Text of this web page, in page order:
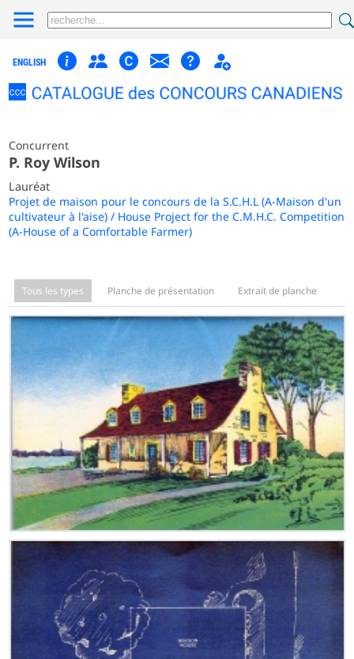
ENGLISH
Concurrent
P. Roy Wilson
Lauréat
Projet de maison pour le concours de la S.C.H.L (A-Maison d'un
cultivateur à l'aise) / House Project for the C.M.H.C. Competition
(A-House of a Comfortable Farmer)
Tous les types Planche de présentation Extrait de planche